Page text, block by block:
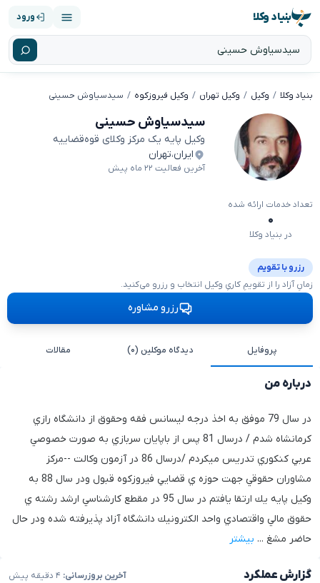
بنیاد وکلا ورود
بنیاد وکلا وکیل وکیل تهران وکیل فیروزکوه سیدسیاوش حسینی
سیدسیاوش حسینی
وکیل پایه یک مرکز وکلای قوه‌قضاییه
ایران،تهران
آخرین فعالیت ۲۲ ماه پیش
تعداد خدمات ارائه شده
۰
در بنیاد وکلا
رزرو با تقویم
زمانِ آزاد را از تقویمِ کاریِ وکیل انتخاب و رزرو می‌کنید.
رزرو مشاوره
پروفایل دیدگاه موکلین (۰) مقالات
درباره من
در سال 79 موفق به اخذ درجه ليسانس فقه وحقوق از دانشگاه رازي
كرمانشاه شدم / درسال 81 پس از باپايان سربازي به صورت خصوصي
عربي كنكوري تدريس ميكردم /درسال 86 در آزمون وكالت --مركز
مشاوران حقوقي جهت حوزه ي قضايي فيروزكوه قبول ودر سال 88 به
وكيل پايه يك ارتقا يافتم در سال 95 در مقطع كارشناسي ارشد رشته ي
حقوق مالي واقتصادي واحد الكترونيك دانشگاه آزاد پذيرفته شده ودر حال
حاضر مشغ ... بیشتر
گزارش عملکرد آخرین بروزرسانی: